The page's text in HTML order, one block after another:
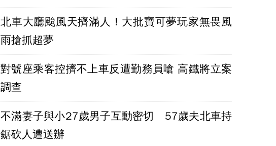
北車大廳颱風天擠滿人！大批寶可夢玩家無畏風
雨搶抓超夢
對號座乘客控擠不上車反遭勤務員嗆 高鐵將立案
調查
不滿妻子與小27歲男子互動密切 57歲夫北車持
鋸砍人遭送辦